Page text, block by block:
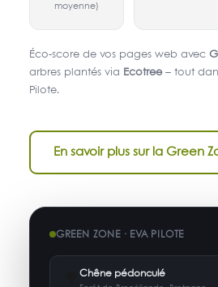
moyenne)
Éco-score de vos pages web avec
arbres plantés via Ecotree– tout
Pilote.
En savoir plus sur la Green
GREEN ZONE · EVA PILOTE
Chêne pédonculé